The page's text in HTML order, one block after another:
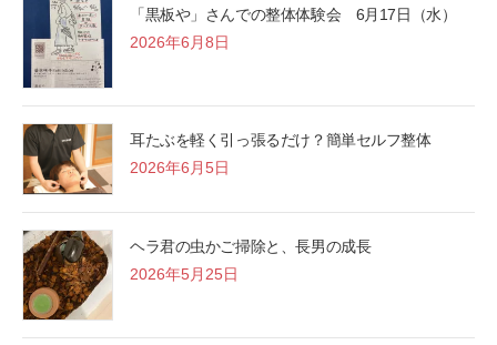
「黒板や」さんでの整体体験会 6月17日（水）
2026年6月8日
耳たぶを軽く引っ張るだけ？簡単セルフ整体
2026年6月5日
ヘラ君の虫かご掃除と、長男の成長
2026年5月25日